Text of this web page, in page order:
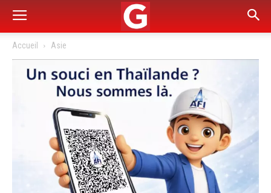
Accueil Asie